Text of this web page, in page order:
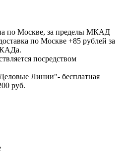
по Москве, за пределы МКАД
по Москве +85 рублей за
посредством
Линии"- бесплатная
руб.